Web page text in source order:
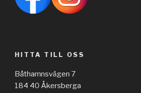
HITTA TILL OSS
Båthamnsvägen 7
184 40 Åkersberga